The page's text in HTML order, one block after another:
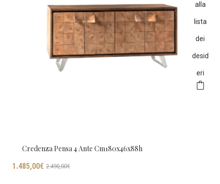
alla
lista
dei
desid
eri
Credenza Pensa 4 Ante Cm180x46x88h
2.490,00€
Il
1.485,00€Il